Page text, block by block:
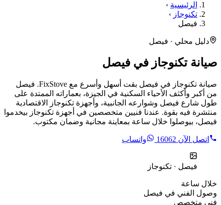
الرئيسية ›
تكنوجاز ›
فيصل
دليل محلي · فيصل
صيانة تكنوجاز في فيصل
صيانة تكنوجاز في فيصل بقت أسهل وأسرع مع FixStove. فيصل
من أكبر وأكثف الأحياء السكنية في الجيزة، بعماراته الممتدة على
طول شارع فيصل وشوارعه الجانبية، وأجهزة تكنوجاز الاقتصادية
منتشرة فيه بقوة. عندنا فنيين متخصصين في أجهزة تكنوجاز بيخدموا
فيصل، بيوصلوا خلال ساعة بمعاينة مجانية وضمان مكتوب.
اتصل الآن 16062 واتساب
فيصل · تكنوجاز
خلال ساعة
وصول الفني في فيصل
فني متخصص